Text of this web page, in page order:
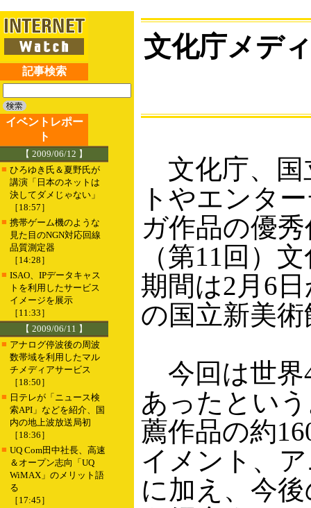
記事検索
イベントレポー
ト
【 2009/06/12 】
■ ひろゆき氏＆夏野氏が
講演「日本のネットは
決してダメじゃない」
［18:57］
■ 携帯ゲーム機のような
見た目のNGN対応回線
品質測定器
［14:28］
■ ISAO、IPデータキャス
トを利用したサービス
イメージを展示
［11:33］
【 2009/06/11 】
■ アナログ停波後の周波
数帯域を利用したマル
チメディアサービス
［18:50］
■ 日テレが「ニュース検
索API」などを紹介、国
内の地上波放送局初
［18:36］
■ UQ Com田中社長、高速
＆オープン志向「UQ
WiMAX」のメリット語
る
［17:45］
文化庁メデ
文化庁、国
トやエンタ
ガ作品の優
（第11回）
期間は2月6
の国立新美
今回は世界
あったとい
薦作品の約
イメント、
に加え、今